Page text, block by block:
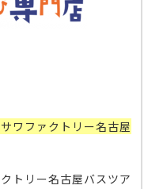
ワファクトリー名古屋
トリー名古屋バスツア